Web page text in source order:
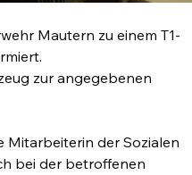
Mautern zu einem T1-
zur angegebenen
Mitarbeiterin der Sozialen
bei der betroffenen